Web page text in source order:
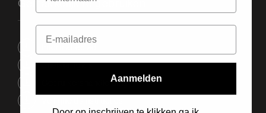
Snelstartgids
Gebruikershandleiding
Gemakkelijk te gebruiken
Aanmelden